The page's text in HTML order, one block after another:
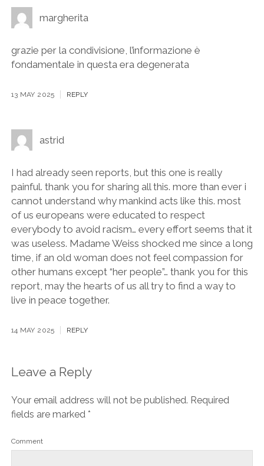
margherita
grazie per la condivisione, l’informazione è
fondamentale in questa era degenerata
13 MAY 2025 REPLY
astrid
I had already seen reports, but this one is really
painful. thank you for sharing all this. more than ever i
cannot understand why mankind acts like this. most
of us europeans were educated to respect
everybody to avoid racism… every effort seems that it
was useless. Madame Weiss shocked me since a long
time, if an old woman does not feel compassion for
other humans except “her people”… thank you for this
report, may the hearts of us all try to find a way to
live in peace together.
14 MAY 2025 REPLY
Leave a Reply
Your email address will not be published. Required
fields are marked *
Comment